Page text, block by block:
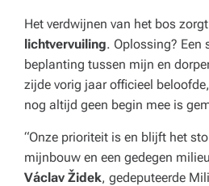
Het verdwijnen van het bos
lichtvervuiling. Oplossing? Een
beplanting tussen mijn en
zijde vorig jaar officieel
nog altijd geen begin mee is
“Onze prioriteit is en blijft het
mijnbouw en een gedegen
Václav Židek, gedeputeerde